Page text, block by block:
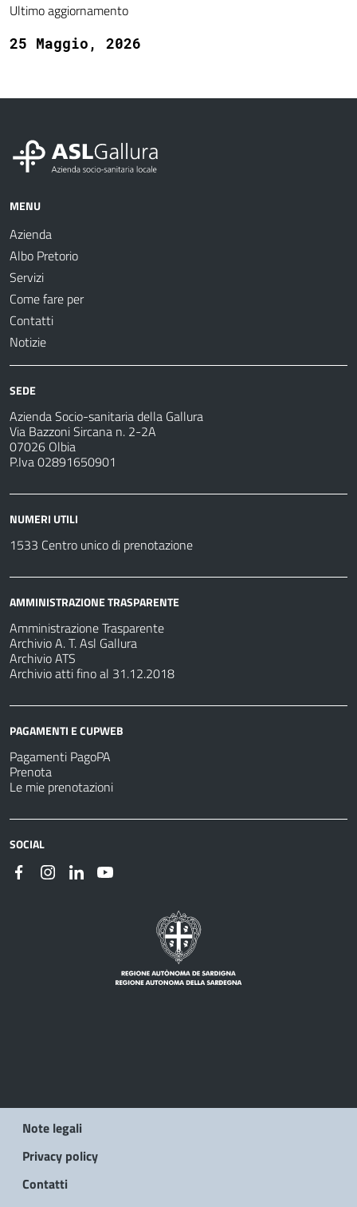
Ultimo aggiornamento
25 Maggio, 2026
MENU
Azienda
Albo Pretorio
Servizi
Come fare per
Contatti
Notizie
SEDE
Azienda Socio-sanitaria della Gallura
Via Bazzoni Sircana n. 2-2A
07026 Olbia
P.Iva 02891650901
NUMERI UTILI
1533 Centro unico di prenotazione
AMMINISTRAZIONE TRASPARENTE
Amministrazione Trasparente
Archivio A. T. Asl Gallura
Archivio ATS
Archivio atti fino al 31.12.2018
PAGAMENTI E CUPWEB
Pagamenti PagoPA
Prenota
Le mie prenotazioni
SOCIAL
Note legali
Privacy policy
Contatti